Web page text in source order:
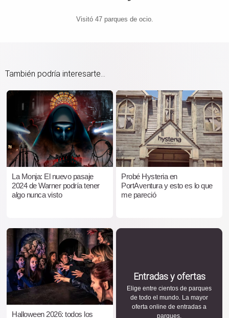
Visitó 47 parques de ocio.
También podría interesarte...
La Monja: El nuevo pasaje
2024 de Warner podría tener
algo nunca visto
Probé Hysteria en
PortAventura y esto es lo que
me pareció
Halloween 2026: todos los
Entradas y ofertas
Elige entre cientos de parques
de todo el mundo. La mayor
oferta online de entradas a
parques.